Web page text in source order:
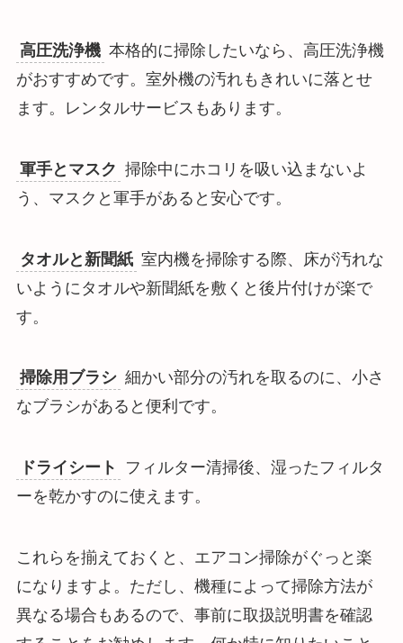
高圧洗浄機 本格的に掃除したいなら、高圧洗浄機
がおすすめです。室外機の汚れもきれいに落とせ
ます。レンタルサービスもあります。
軍手とマスク 掃除中にホコリを吸い込まないよ
う、マスクと軍手があると安心です。
タオルと新聞紙 室内機を掃除する際、床が汚れな
いようにタオルや新聞紙を敷くと後片付けが楽で
す。
掃除用ブラシ 細かい部分の汚れを取るのに、小さ
なブラシがあると便利です。
ドライシート
フィルター清掃後、湿ったフィルタ
ーを乾かすのに使えます。
これらを揃えておくと、エアコン掃除がぐっと楽
になりますよ。ただし、機種によって掃除方法が
異なる場合もあるので、事前に取扱説明書を確認